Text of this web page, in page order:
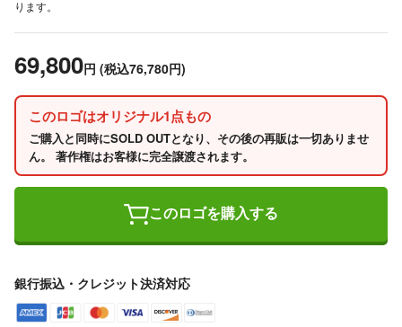
ります。
69,800円 (税込76,780円)
このロゴはオリジナル1点もの
ご購入と同時にSOLD OUTとなり、その後の再販は一切ありませ
ん。 著作権はお客様に完全譲渡されます。
このロゴを購入する
銀行振込・クレジット決済対応